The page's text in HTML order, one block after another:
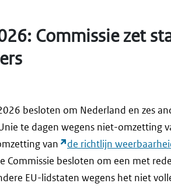
Commissie zet
besloten om Nederland en zes
te dagen wegens niet-omzetting
van
de richtlijn
Commissie besloten om een met
EU-lidstaten wegens het niet